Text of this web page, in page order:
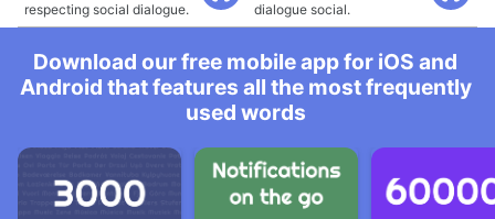
respecting social dialogue.
dialogue social.
Download our free mobile app for iOS and
Android that features all the most frequently
used words